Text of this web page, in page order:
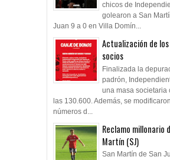
chicos de
golearon a San
Juan 9 a 0 en Villa Domín...
Actualización de
socios
Finalizada la
padrón,
una masa societaria
las 130.600. Además, se
números d...
Reclamo millonario
Martín (SJ)
San Martín de San